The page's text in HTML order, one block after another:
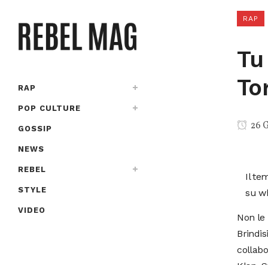
RAP
POP CULTURE
GOSSIP
NEWS
REBEL
STYLE
VIDEO
RAP
26
Il
su
Non le